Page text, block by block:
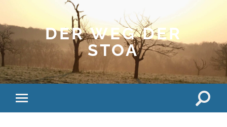
DER WEG DER
STOA
Mobile-
Menü